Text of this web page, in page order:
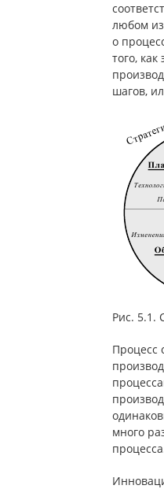
любом из
о
того,
шагов,
Рис. 5.1.
Процесс
много